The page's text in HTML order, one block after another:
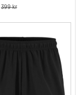
399 kr